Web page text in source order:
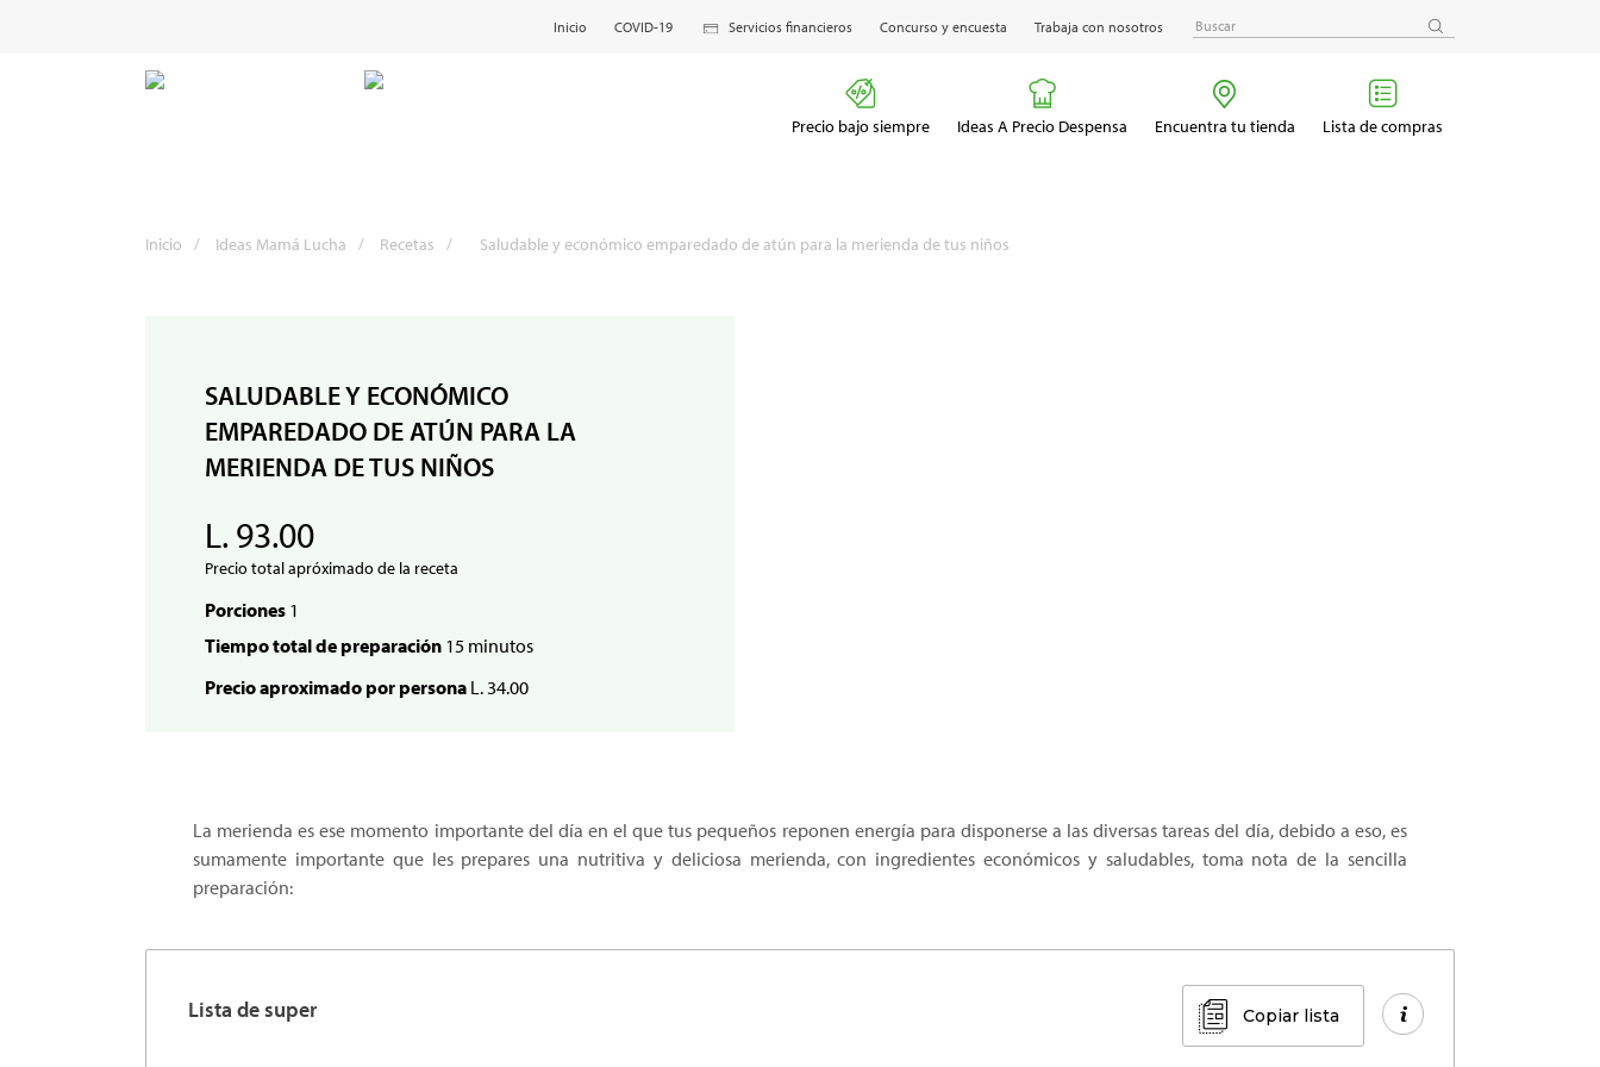
Inicio COVID-19 Servicios financieros Concurso y encuesta Trabaja con nosotros
Precio bajo siempre Ideas A Precio Despensa Encuentra tu tienda Lista de compras
Inicio / Ideas Mamá Lucha / Recetas / Saludable y económico emparedado de atún para la merienda de tus niños
SALUDABLE Y ECONÓMICO
EMPAREDADO DE ATÚN PARA LA
MERIENDA DE TUS NIÑOS
L. 93.00
Precio total apróximado de la receta
Porciones 1
Tiempo total de preparación 15 minutos
Precio aproximado por persona L. 34.00
La merienda es ese momento importante del día en el que tus pequeños reponen energía para disponerse a las diversas tareas del día, debido a eso, es
sumamente importante que les prepares una nutritiva y deliciosa merienda, con ingredientes económicos y saludables, toma nota de la sencilla
preparación:
Lista de super Copiar lista